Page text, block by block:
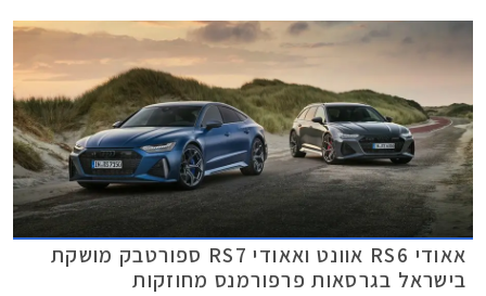
אאודי RS6 אוונט ואאודי RS7 ספורטבק מושקת
בישראל בגרסאות פרפורמנס מחוזקות